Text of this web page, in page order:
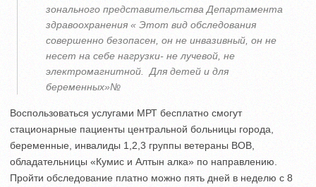
зонального представительства Департамента
здравоохранения « Этот вид обследования
совершенно безопасен, он не инвазивный, он не
несет на себе нагрузки- не лучевой, не
электромагнитной. Для детей и для
беременных»№
Воспользоваться услугами МРТ бесплатно смогут
стационарные пациенты центральной больницы города,
беременные, инвалиды 1,2,3 группы ветераны ВОВ,
обладательницы «Кумис и Алтын алка» по направлению.
Пройти обследование платно можно пять дней в неделю с 8